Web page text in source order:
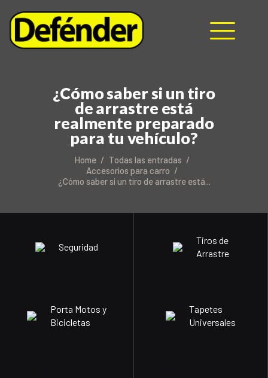
¿Cómo saber si un tiro
de arrastre está
realmente preparado
para tu vehículo?
Home
Todas las entradas
Accesorios para carro
¿Cómo saber si un tiro de arrastre está...
Seguridad
Tiros de
Arrastre
Porta Motos y
Bicicletas
Tapetes
Universales
NOSOTROS
PRODUCTOS
MANUALES
RECURSOS
CONTACTO